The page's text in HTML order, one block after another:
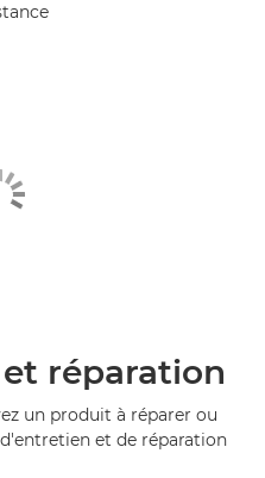
réparation
un produit à réparer ou
et de réparation